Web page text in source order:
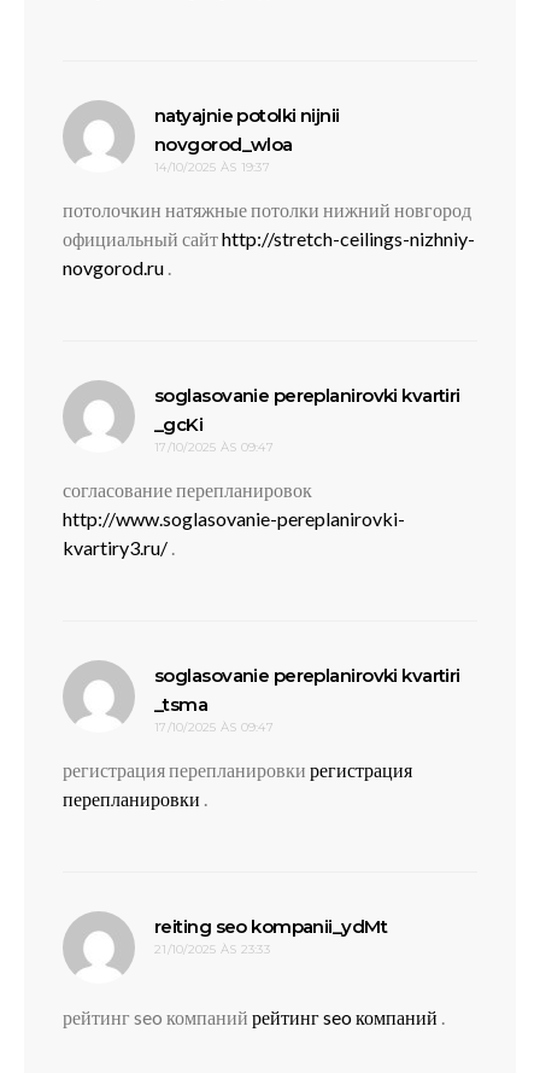
natyajnie potolki nijnii
novgorod_wloa
14/10/2025 ÀS 19:37
потолочкин натяжные потолки нижний новгород
официальный сайтhttp://stretch-ceilings-nizhniy-
novgorod.ru .
soglasovanie pereplanirovki kvartiri
_gcKi
17/10/2025 ÀS 09:47
согласование перепланировок
http://www.soglasovanie-pereplanirovki-
kvartiry3.ru/ .
soglasovanie pereplanirovki kvartiri
_tsma
17/10/2025 ÀS 09:47
регистрация перепланировки регистрация
перепланировки .
reiting seo kompanii_ydMtdisse:
21/10/2025 ÀS 23:33
рейтинг seo компаний рейтинг seo компаний .